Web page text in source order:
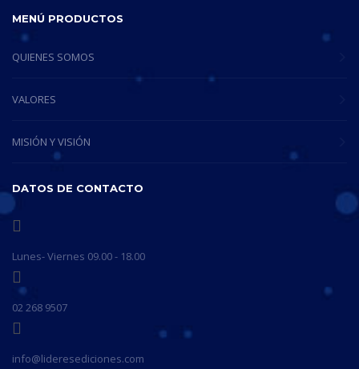
MENÚ PRODUCTOS
QUIENES SOMOS
VALORES
MISIÓN Y VISIÓN
DATOS DE CONTACTO
Lunes- Viernes 09.00 - 18.00
02 268 9507
info@lideresediciones.com